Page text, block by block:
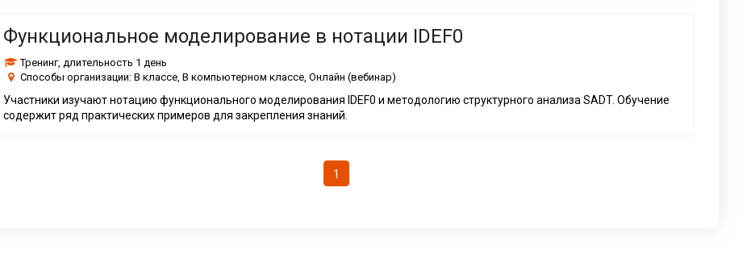
Функциональное моделирование в нотации IDEF0
Тренинг, длительность 1 день
Способы организации: В классе, В компьютерном классе, Онлайн (вебинар)
Участники изучают нотацию функционального моделирования IDEF0 и методологию структурного анализа SADT. Обучение
содержит ряд практических примеров для закрепления знаний.
1